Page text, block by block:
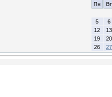
Пн
Вт
5
6
12
13
19
20
26
27